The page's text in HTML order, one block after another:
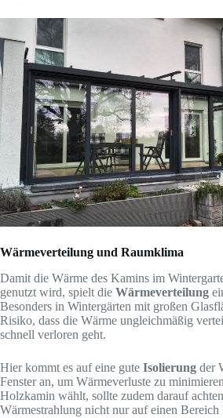
Wärmeverteilung und Raumklima
Damit die Wärme des Kamins im
genutzt wird, spielt die Wärmeverteilung
Besonders in Wintergärten mit großen
Risiko, dass die Wärme ungleichmäßig
schnell verloren geht.
Hier kommt es auf eine gute Isolierung der
Fenster an, um Wärmeverluste zu
Holzkamin wählt, sollte zudem darauf
Wärmestrahlung nicht nur auf einen Bereich